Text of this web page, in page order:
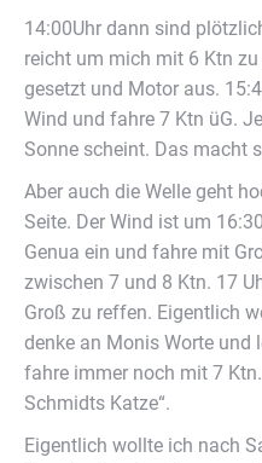
14:00Uhr dann sind
reicht um mich mit 6 Ktn
gesetzt und Motor aus.
Wind und fahre 7 Ktn üG.
Sonne scheint. Das macht
Aber auch die Welle geht
Seite. Der Wind ist um
Genua ein und fahre mit
zwischen 7 und 8 Ktn. 17
Groß zu reffen. Eigentlich
denke an Monis Worte und
fahre immer noch mit 7
Schmidts Katze“.
Eigentlich wollte ich nach